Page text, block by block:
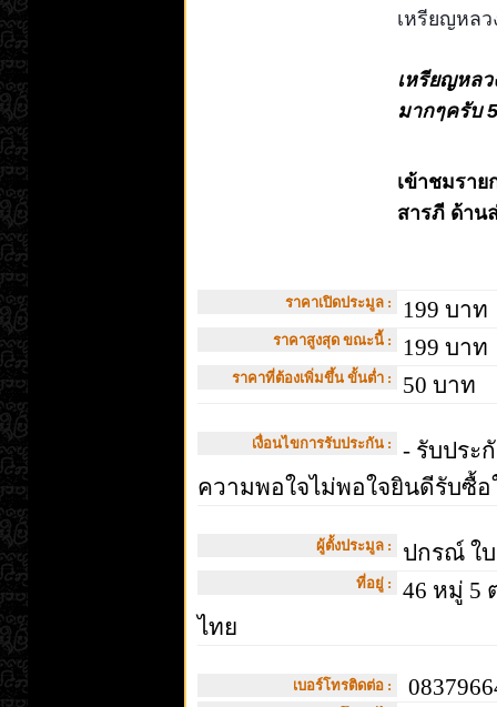
เหรียญหล
เหรียญหล
มากๆครับ
เข้าชมราย
สารภี ด้าน
ราคาเปิดประมูล : 199 บาท
ราคาสูงสุด ขณะนี้ : 199 บาท
ราคาที่ต้องเพิ่มขึ้น ขั้นต่ำ : 50 บาท
เงื่อนไขการรับประกัน :
- รับประ
ความพอใจไม่พอใจยินดีรับซื้
ผู้ตั้งประมูล : ปกรณ์ ใ
ที่อยู่ :
46 หมู่ 5
ไทย
เบอร์โทรติดต่อ :